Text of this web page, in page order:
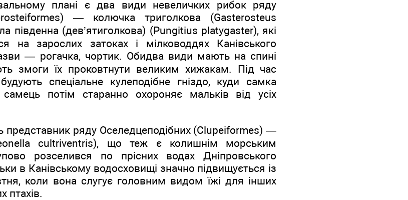
плані є два види невеличких рибок ряду
— колючка триголкова (Gasterosteus
південна (дев’ятиголкова) (Pungitius platygaster), які
на зарослих затоках і мілководдях Канівського
— рогачка, чортик. Обидва види мають на спині
змоги їх проковтнути великим хижакам. Під час
спеціальне кулеподібне гніздо, куди самка
потім старанно охороняє мальків від усіх
представник ряду Оселедцеподібних (Clupeiformes) —
cultriventris), що теж є колишнім морським
розселився по прісних водах Дніпровського
в Канівському водосховищі значно підвищується із
коли вона слугує головним видом їжі для інших
птахів.